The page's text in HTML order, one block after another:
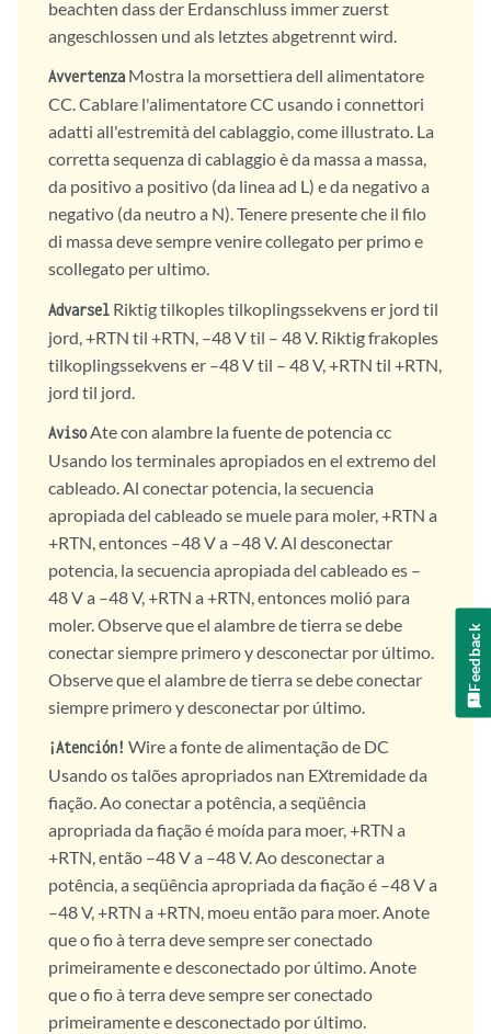
beachten dass der Erdanschluss immer zuerst
angeschlossen und als letztes abgetrennt wird.
Avvertenza Mostra la morsettiera dell alimentatore
CC. Cablare l'alimentatore CC usando i connettori
adatti all'estremità del cablaggio, come illustrato. La
corretta sequenza di cablaggio è da massa a massa,
da positivo a positivo (da linea ad L) e da negativo a
negativo (da neutro a N). Tenere presente che il filo
di massa deve sempre venire collegato per primo e
scollegato per ultimo.
Advarsel Riktig tilkoples tilkoplingssekvens er jord til
jord, +RTN til +RTN, –48 V til – 48 V. Riktig frakoples
tilkoplingssekvens er –48 V til – 48 V, +RTN til +RTN,
jord til jord.
AvisoAte con alambre la fuente de potencia cc
Usando los terminales apropiados en el extremo del
cableado. Al conectar potencia, la secuencia
apropiada del cableado se muele para moler, +RTN a
+RTN, entonces –48 V a –48 V. Al desconectar
potencia, la secuencia apropiada del cableado es –
48 V a –48 V, +RTN a +RTN, entonces molió para
moler. Observe que el alambre de tierra se debe
conectar siempre primero y desconectar por último.
Observe que el alambre de tierra se debe conectar
siempre primero y desconectar por último.
¡Atención! Wire a fonte de alimentação de DC
Usando os talões apropriados nan EXtremidade da
fiação. Ao conectar a potência, a seqüência
apropriada da fiação é moída para moer, +RTN a
+RTN, então –48 V a –48 V. Ao desconectar a
potência, a seqüência apropriada da fiação é –48 V a
–48 V, +RTN a +RTN, moeu então para moer. Anote
que o fio à terra deve sempre ser conectado
primeiramente e desconectado por último. Anote
que o fio à terra deve sempre ser conectado
primeiramente e desconectado por último.
Feedback